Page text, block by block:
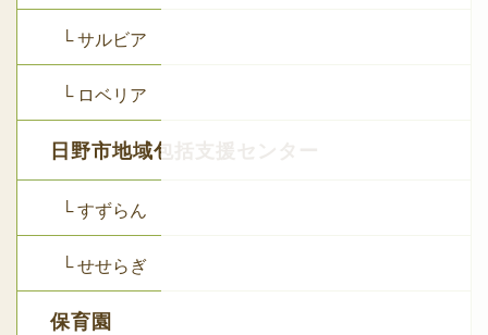
└ サルビア
└ ロベリア
日野市地域包括支援センター
└ すずらん
└ せせらぎ
保育園